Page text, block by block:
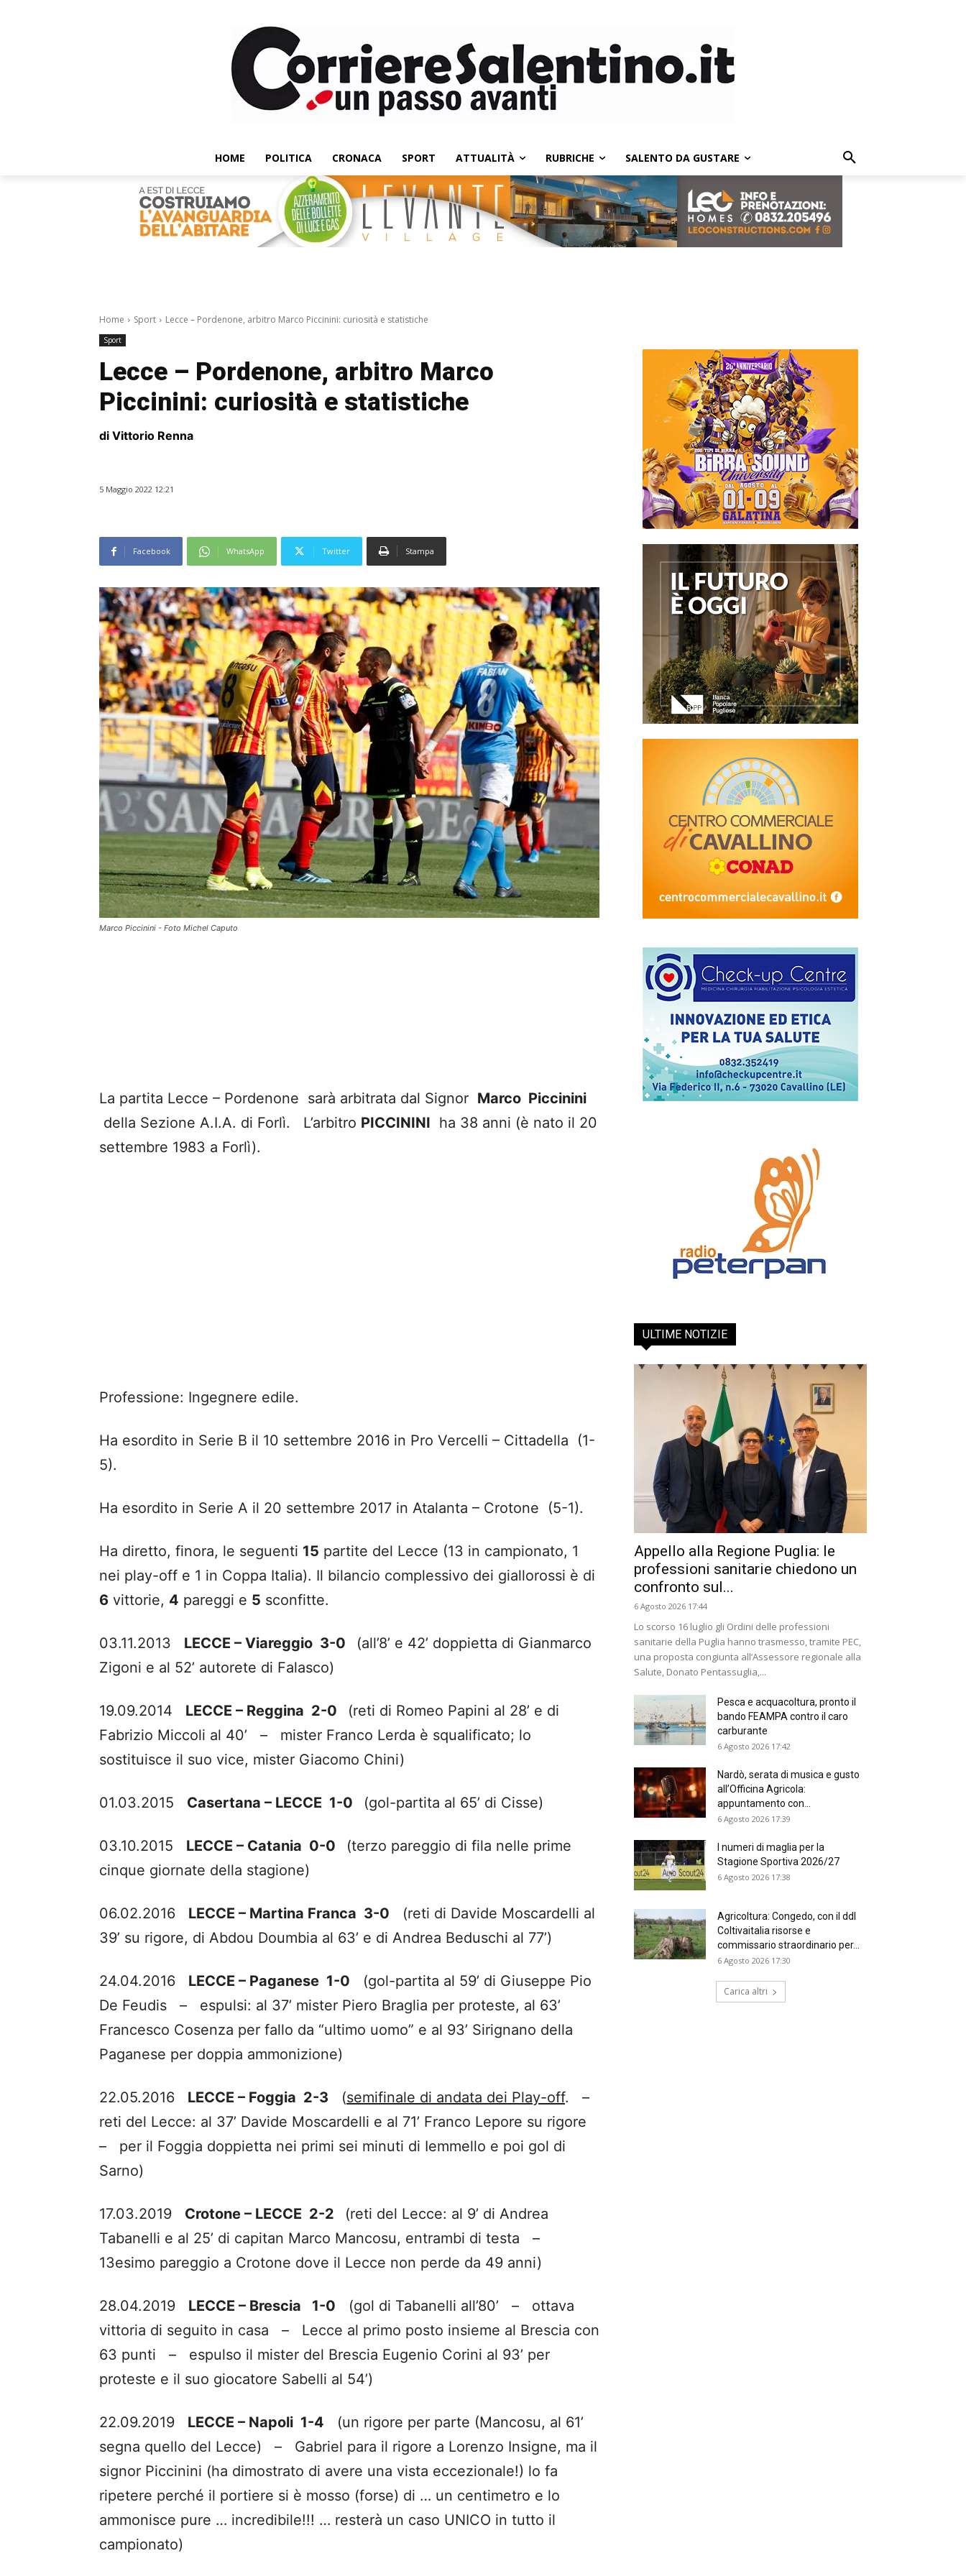
HOME POLITICA CRONACA SPORT ATTUALITÀ RUBRICHE SALENTO DA GUSTARE
Home Sport Lecce – Pordenone, arbitro Marco Piccinini: curiosità e statistiche
Sport
Lecce – Pordenone, arbitro Marco
Piccinini: curiosità e statistiche
di Vittorio Renna
5 Maggio 2022 12:21
Facebook WhatsApp Twitter Stampa
Marco Piccinini - Foto Michel Caputo
La partita Lecce – Pordenone sarà arbitrata dal Signor Marco Piccinini
della Sezione A.I.A. di Forlì. L’arbitro PICCININI ha 38 anni (è nato il 20
settembre 1983 a Forlì).
Professione: Ingegnere edile.
Ha esordito in Serie B il 10 settembre 2016 in Pro Vercelli – Cittadella (1-
5).
Ha esordito in Serie A il 20 settembre 2017 in Atalanta – Crotone (5-1).
Ha diretto, finora, le seguenti 15 partite del Lecce (13 in campionato, 1
nei play-off e 1 in Coppa Italia). Il bilancio complessivo dei giallorossi è di
6 vittorie, 4 pareggi e 5 sconfitte.
03.11.2013 LECCE – Viareggio 3-0 (all’8’ e 42’ doppietta di Gianmarco
Zigoni e al 52’ autorete di Falasco)
19.09.2014 LECCE – Reggina 2-0 (reti di Romeo Papini al 28’ e di
Fabrizio Miccoli al 40’ – mister Franco Lerda è squalificato; lo
sostituisce il suo vice, mister Giacomo Chini)
01.03.2015 Casertana – LECCE 1-0 (gol-partita al 65’ di Cisse)
03.10.2015 LECCE – Catania 0-0 (terzo pareggio di fila nelle prime
cinque giornate della stagione)
06.02.2016 LECCE – Martina Franca 3-0 (reti di Davide Moscardelli al
39’ su rigore, di Abdou Doumbia al 63’ e di Andrea Beduschi al 77’)
24.04.2016 LECCE – Paganese 1-0 (gol-partita al 59’ di Giuseppe Pio
De Feudis – espulsi: al 37’ mister Piero Braglia per proteste, al 63’
Francesco Cosenza per fallo da “ultimo uomo” e al 93’ Sirignano della
Paganese per doppia ammonizione)
22.05.2016 LECCE – Foggia 2-3 (semifinale di andata dei Play-off. –
reti del Lecce: al 37’ Davide Moscardelli e al 71’ Franco Lepore su rigore
– per il Foggia doppietta nei primi sei minuti di Iemmello e poi gol di
Sarno)
17.03.2019 Crotone – LECCE 2-2 (reti del Lecce: al 9’ di Andrea
Tabanelli e al 25’ di capitan Marco Mancosu, entrambi di testa –
13esimo pareggio a Crotone dove il Lecce non perde da 49 anni)
28.04.2019 LECCE – Brescia 1-0 (gol di Tabanelli all’80’ – ottava
vittoria di seguito in casa – Lecce al primo posto insieme al Brescia con
63 punti – espulso il mister del Brescia Eugenio Corini al 93’ per
proteste e il suo giocatore Sabelli al 54’)
22.09.2019 LECCE – Napoli 1-4 (un rigore per parte (Mancosu, al 61’
segna quello del Lecce) – Gabriel para il rigore a Lorenzo Insigne, ma il
signor Piccinini (ha dimostrato di avere una vista eccezionale!) lo fa
ripetere perché il portiere si è mosso (forse) di … un centimetro e lo
ammonisce pure … incredibile!!! … resterà un caso UNICO in tutto il
campionato)
ULTIME NOTIZIE
Appello alla Regione Puglia: le
professioni sanitarie chiedono un
confronto sul...
6 Agosto 2026 17:44
Lo scorso 16 luglio gli Ordini delle professioni
sanitarie della Puglia hanno trasmesso, tramite PEC,
una proposta congiunta all’Assessore regionale alla
Salute, Donato Pentassuglia,...
Pesca e acquacoltura, pronto il
bando FEAMPA contro il caro
carburante
6 Agosto 2026 17:42
Nardò, serata di musica e gusto
all’Officina Agricola:
appuntamento con...
6 Agosto 2026 17:39
I numeri di maglia per la
Stagione Sportiva 2026/27
6 Agosto 2026 17:38
Agricoltura: Congedo, con il ddl
Coltivaitalia risorse e
commissario straordinario per...
6 Agosto 2026 17:30
Carica altri